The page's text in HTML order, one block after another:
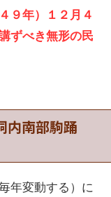
９年）１２月４
ずべき無形の民
内南部駒踊
年変動する）に